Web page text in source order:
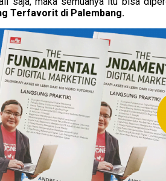
Terfavorit di Palembang.